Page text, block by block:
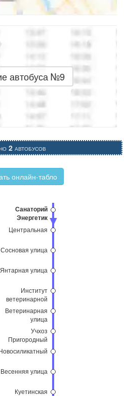
автобуса №9
2 автобусов
Санаторий
Энергетик
Центральная
Сосновая улица
Янтарная улица
Институт
ветеринарной
Ветеринарная
улица
Учхоз
Пригородный
Весенняя улица
Куетинская